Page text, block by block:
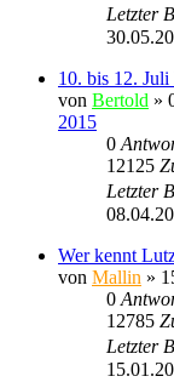
Letzter
10. bis 12.
von Bertold »
2015
0
12125
Letzter
Wer kennt
von Mallin »
0
12785
Letzter